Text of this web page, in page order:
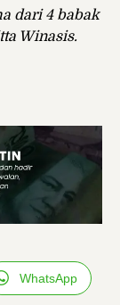
dari 4 babak
Winasis.
WhatsApp